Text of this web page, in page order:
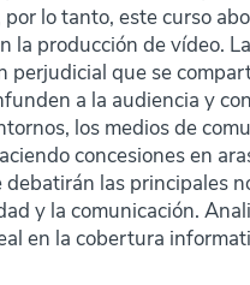
lo tanto, este curso
la producción de vídeo.
que se
a la audiencia y
los medios de
concesiones en
debatirán las principales
y la comunicación.
en la cobertura